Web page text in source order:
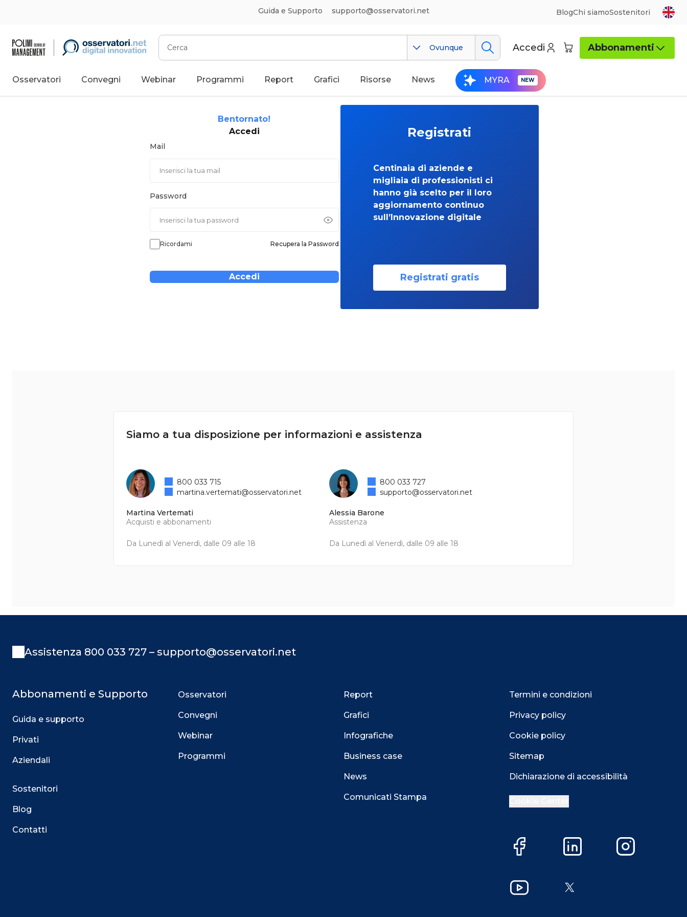
Guida e Supporto supporto@osservatori.net BlogChi siamoSostenitori
Cerca
Ovunque Accedi Abbonamenti
Osservatori Convegni Webinar Programmi Report Grafici Risorse News MYRA
Bentornato!
Accedi
Mail
Password
Ricordami Recupera la Password
Accedi
Registrati
Centinaia di aziende e
migliaia di professionisti ci
hanno già scelto per il loro
aggiornamento continuo
sull’Innovazione digitale
Registrati gratis
Siamo a tua disposizione per informazioni e assistenza
Martina Vertemati
Acquisti e abbonamenti
Da Lunedì al Venerdì, dalle 09 alle 18
800 033 715
martina.vertemati@osservatori.net
Alessia Barone
Assistenza
Da Lunedì al Venerdì, dalle 09 alle 18
800 033 727
supporto@osservatori.net
Assistenza 800 033 727 – supporto@osservatori.net
Abbonamenti e Supporto
Guida e supporto
Privati
Aziendali
Sostenitori
Blog
Contatti
Osservatori
Convegni
Webinar
Programmi
Report
Grafici
Infografiche
Business case
News
Comunicati Stampa
Termini e condizioni
Privacy policy
Cookie policy
Sitemap
Dichiarazione di accessibilità
Facebook LinkedIn Instagram
YouTube X